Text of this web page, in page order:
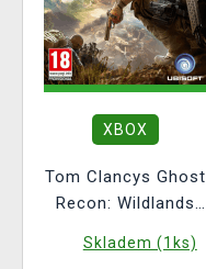
XBOX
Tom Clancys Ghost
Recon: Wildlands
Skladem (1ks)